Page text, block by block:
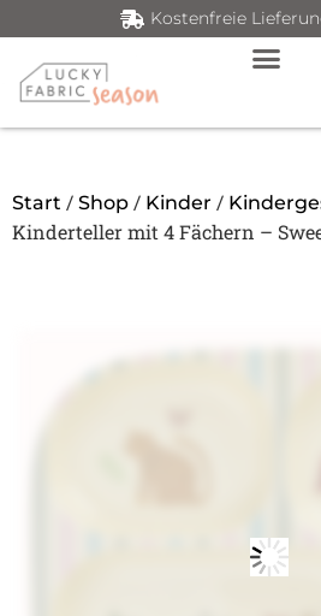
Kostenfreie
Start / Shop / Kinder /
Kinderteller mit 4 Fächern –